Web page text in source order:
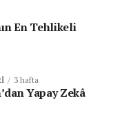
En Tehlikeli
3 hafta
Yapay Zekâ